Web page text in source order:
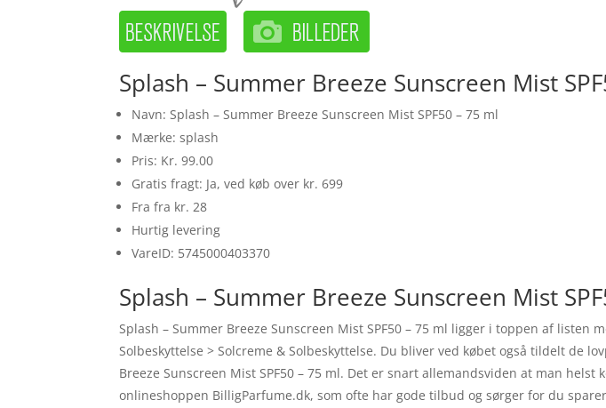
Splash – Summer Breeze Sunscreen Mist
Navn: Splash – Summer Breeze Sunscreen Mist SPF50 – 75 ml
Mærke: splash
Pris: Kr. 99.00
Gratis fragt: Ja, ved køb over kr. 699
Fra fra kr. 28
Hurtig levering
VareID: 5745000403370
Splash – Summer Breeze Sunscreen Mist
Splash – Summer Breeze Sunscreen Mist SPF50 – 75 ml ligger i toppen af
Solbeskyttelse > Solcreme & Solbeskyttelse. Du bliver ved købet også tildelt de
Breeze Sunscreen Mist SPF50 – 75 ml. Det er snart allemandsviden at man helst
onlineshoppen BilligParfume.dk, som ofte har gode tilbud og sørger for du